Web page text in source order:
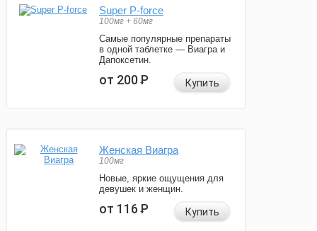
Super P-force
100мг + 60мг
Самые популярные препараты
в одной таблетке — Виагра и
Дапоксетин.
от 200Р Купить
Женская Виагра
100мг
Новые, яркие ощущения для
девушек и женщин.
от 116Р Купить